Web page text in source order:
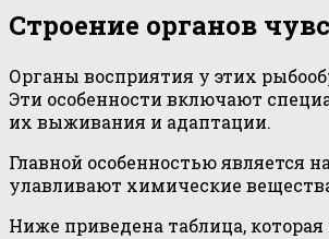
Строение органов
Органы восприятия у этих
Эти особенности включают
их выживания и адаптации.
Главной особенностью является
улавливают химические
Ниже приведена таблица,